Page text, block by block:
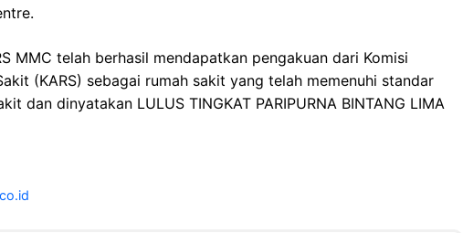
MMC telah berhasil mendapatkan pengakuan dari Komisi
(KARS) sebagai rumah sakit yang telah memenuhi standar
dan dinyatakan LULUS TINGKAT PARIPURNA BINTANG LIMA